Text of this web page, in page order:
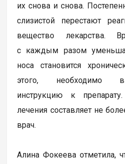
их снова и снова.
слизистой перестают
вещество лекарства.
с каждым разом
носа становится
этого, необходимо
инструкцию к
лечения составляет не
врач.
Алина Фокеева отметила,